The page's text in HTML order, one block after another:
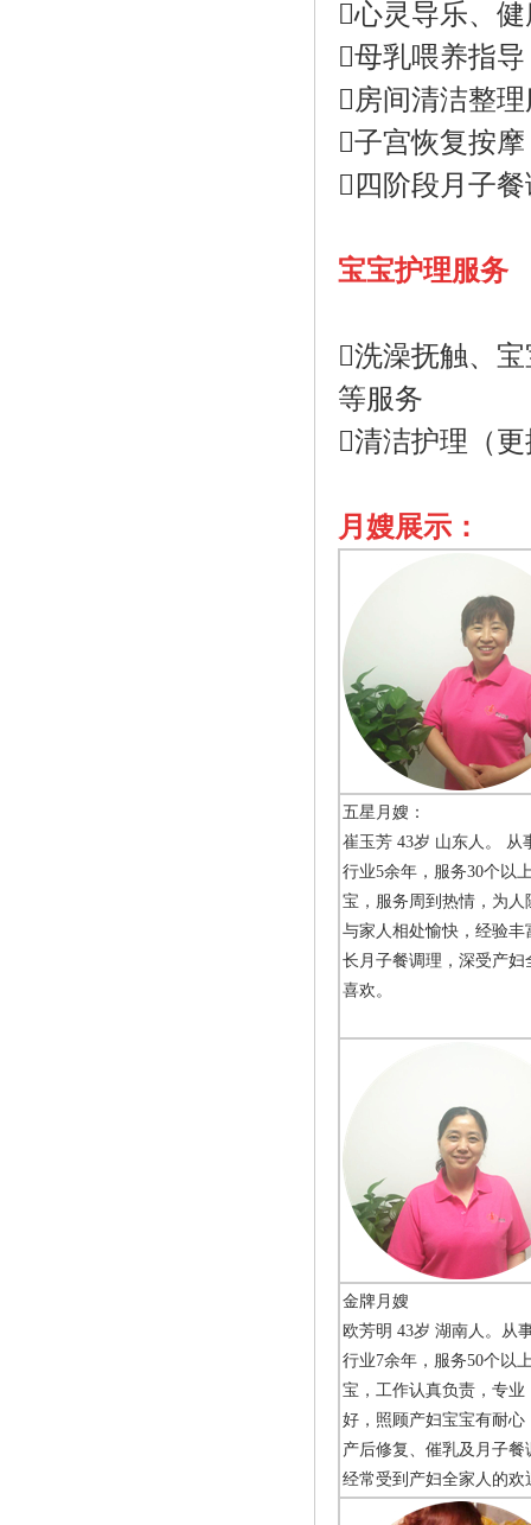
心灵导乐、
母乳喂养指
房间清洁整
子宫恢复按
四阶段月子
宝宝护理服务
洗澡抚触、
等服务
清洁护理（
月嫂展示：
五星月嫂：
崔玉芳 43岁 山东人。 从
行业5余年，服务30个以
宝，服务周到热情，为人
与家人相处愉快，经验丰
长月子餐调理，深受产妇
喜欢。
金牌月嫂
欧芳明 43岁 湖南人。从
行业7余年，服务50个以
宝，工作认真负责，专业
好，照顾产妇宝宝有耐心
产后修复、催乳及月子餐
经常受到产妇全家人的欢